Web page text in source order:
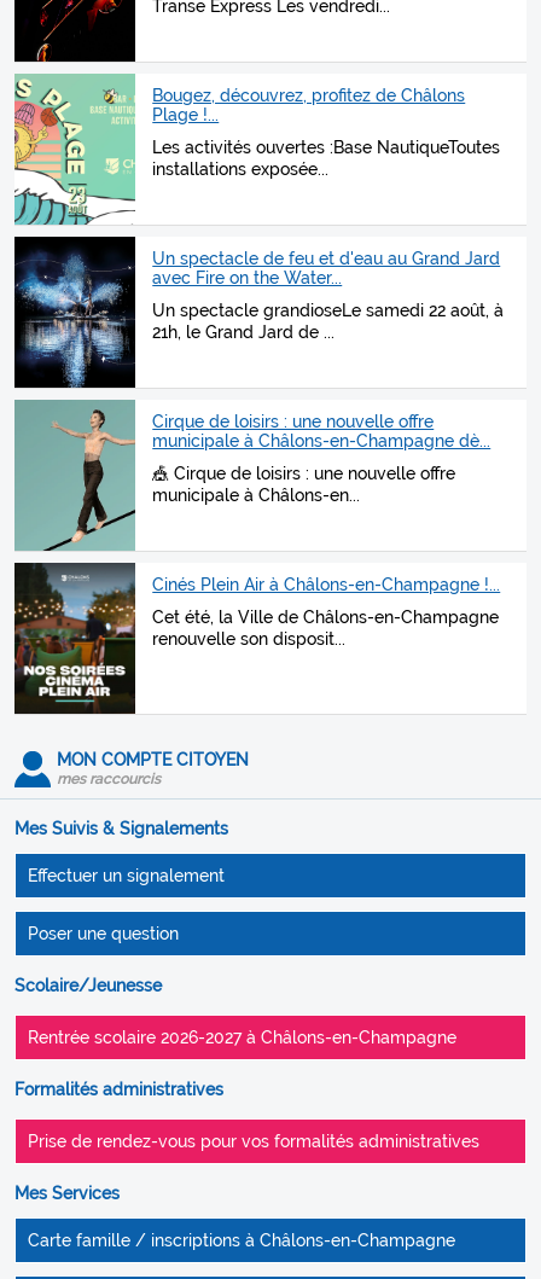
Transe Express Les vendredi...
Bougez, découvrez, profitez de Châlons
Plage !...
Les activités ouvertes :Base NautiqueToutes
installations exposée...
Un spectacle de feu et d'eau au Grand Jard
avec Fire on the Water...
Un spectacle grandioseLe samedi 22 août, à
21h, le Grand Jard de ...
Cirque de loisirs : une nouvelle offre
municipale à Châlons-en-Champagne dè...
🎪 Cirque de loisirs : une nouvelle offre
municipale à Châlons-en...
Cinés Plein Air à Châlons-en-Champagne !...
Cet été, la Ville de Châlons-en-Champagne
renouvelle son disposit...
MON COMPTE CITOYEN
mes raccourcis
Mes Suivis & Signalements
Effectuer un signalement
Poser une question
Scolaire/Jeunesse
Rentrée scolaire 2026-2027 à Châlons-en-Champagne
Formalités administratives
Prise de rendez-vous pour vos formalités administratives
Mes Services
Carte famille / inscriptions à Châlons-en-Champagne